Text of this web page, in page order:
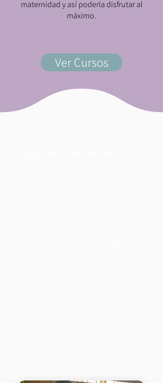
maternidad y así poderla disfrutar al
máximo.
Ver Cursos